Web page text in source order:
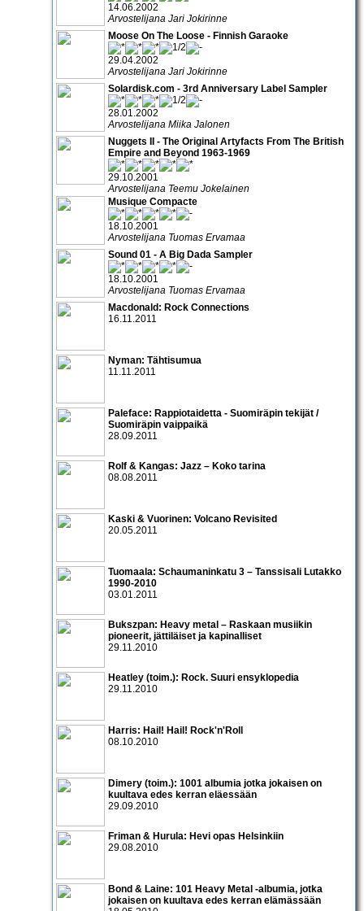
14.06.2002
Arvostelijana Jari Jokirinne
Moose On The Loose - Finnish Garaoke
29.04.2002
Arvostelijana Jari Jokirinne
Solardisk.com - 3rd Anniversary Label Sampler
28.01.2002
Arvostelijana Miika Jalonen
Nuggets II - The Original Artyfacts From The British
Empire and Beyond 1963-1969
29.10.2001
Arvostelijana Teemu Jokelainen
Musique Compacte
18.10.2001
Arvostelijana Tuomas Ervamaa
Sound 01 - A Big Dada Sampler
18.10.2001
Arvostelijana Tuomas Ervamaa
Macdonald: Rock Connections
16.11.2011
Nyman: Tähtisumua
11.11.2011
Paleface: Rappiotaidetta - Suomiräpin tekijät /
Suomiräpin vaippaikä
28.09.2011
Rolf & Kangas: Jazz – Koko tarina
08.08.2011
Kaski & Vuorinen: Volcano Revisited
20.05.2011
Tuomaala: Schaumaninkatu 3 – Tanssisali Lutakko
1990­-2010
03.01.2011
Bukszpan: Heavy metal – Raskaan musiikin
pioneerit, jättiläiset ja kapinalliset
29.11.2010
Heatley (toim.): Rock. Suuri ensyklopedia
29.11.2010
Harris: Hail! Hail! Rock'n'Roll
08.10.2010
Dimery (toim.): 1001 albumia jotka jokaisen on
kuultava edes kerran eläessään
29.09.2010
Friman & Hurula: Hevi opas Helsinkiin
29.08.2010
Bond & Laine: 101 Heavy Metal -albumia, jotka
jokaisen on kuultava edes kerran elämässään